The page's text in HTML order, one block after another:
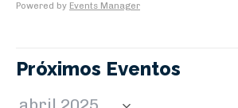
Powered by Events Manager
Próximos Eventos